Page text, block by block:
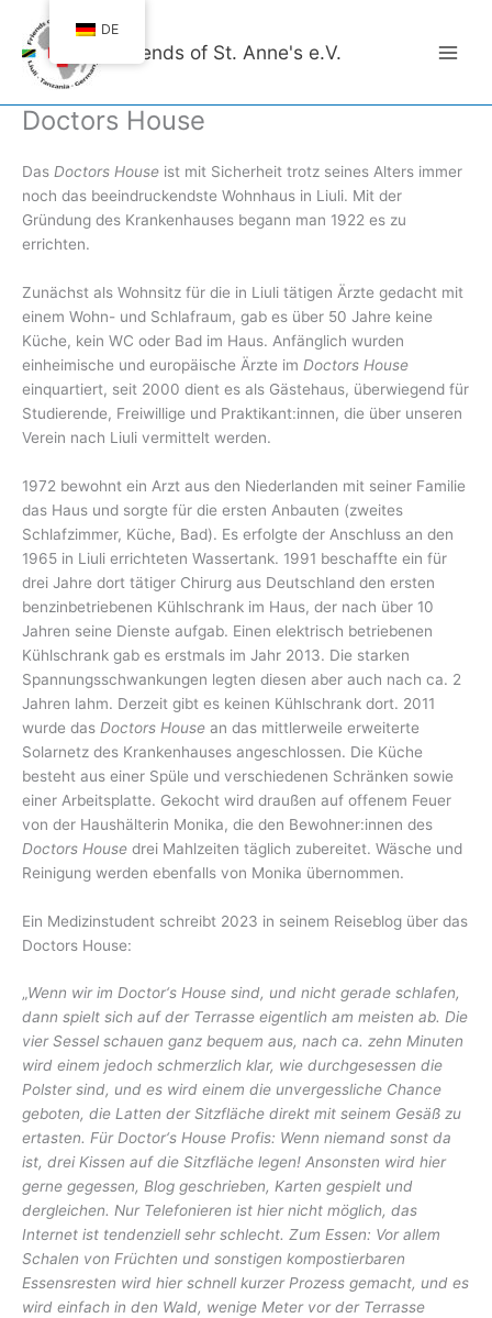
Inhalt
springen
Friends of St. Anne's e.V.
Doctors House
Das Doctors House ist mit Sicherheit trotz seines Alters immer
noch das beeindruckendste Wohnhaus in Liuli. Mit der
Gründung des Krankenhauses begann man 1922 es zu
errichten.
Zunächst als Wohnsitz für die in Liuli tätigen Ärzte gedacht mit
einem Wohn- und Schlafraum, gab es über 50 Jahre keine
Küche, kein WC oder Bad im Haus. Anfänglich wurden
einheimische und europäische Ärzte im Doctors House
einquartiert, seit 2000 dient es als Gästehaus, überwiegend für
Studierende, Freiwillige und Praktikant:innen, die über unseren
Verein nach Liuli vermittelt werden.
1972 bewohnt ein Arzt aus den Niederlanden mit seiner Familie
das Haus und sorgte für die ersten Anbauten (zweites
Schlafzimmer, Küche, Bad). Es erfolgte der Anschluss an den
1965 in Liuli errichteten Wassertank. 1991 beschaffte ein für
drei Jahre dort tätiger Chirurg aus Deutschland den ersten
benzinbetriebenen Kühlschrank im Haus, der nach über 10
Jahren seine Dienste aufgab. Einen elektrisch betriebenen
Kühlschrank gab es erstmals im Jahr 2013. Die starken
Spannungsschwankungen legten diesen aber auch nach ca. 2
Jahren lahm. Derzeit gibt es keinen Kühlschrank dort. 2011
wurde das Doctors House an das mittlerweile erweiterte
Solarnetz des Krankenhauses angeschlossen. Die Küche
besteht aus einer Spüle und verschiedenen Schränken sowie
einer Arbeitsplatte. Gekocht wird draußen auf offenem Feuer
von der Haushälterin Monika, die den Bewohner:innen des
Doctors House drei Mahlzeiten täglich zubereitet. Wäsche und
Reinigung werden ebenfalls von Monika übernommen.
Ein Medizinstudent schreibt 2023 in seinem Reiseblog über das
Doctors House:
„Wenn wir im Doctor‘s House sind, und nicht gerade schlafen,
dann spielt sich auf der Terrasse eigentlich am meisten ab. Die
vier Sessel schauen ganz bequem aus, nach ca. zehn Minuten
wird einem jedoch schmerzlich klar, wie durchgesessen die
Polster sind, und es wird einem die unvergessliche Chance
geboten, die Latten der Sitzfläche direkt mit seinem Gesäß zu
ertasten. Für Doctor‘s House Profis: Wenn niemand sonst da
ist, drei Kissen auf die Sitzfläche legen! Ansonsten wird hier
gerne gegessen, Blog geschrieben, Karten gespielt und
dergleichen. Nur Telefonieren ist hier nicht möglich, das
Internet ist tendenziell sehr schlecht. Zum Essen: Vor allem
Schalen von Früchten und sonstigen kompostierbaren
Essensresten wird hier schnell kurzer Prozess gemacht, und es
wird einfach in den Wald, wenige Meter vor der Terrasse
DE